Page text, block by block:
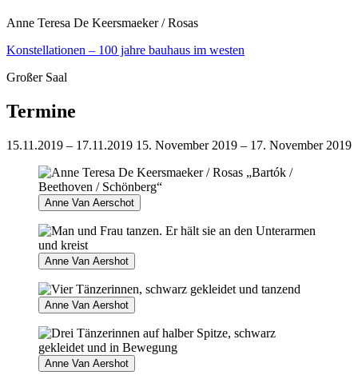
Anne Teresa De Keersmaeker / Rosas
Konstellationen – 100 jahre bauhaus im westen
Großer Saal
Termine
15.11.2019 – 17.11.2019 15. November 2019 – 17. November 2019
Anne Van Aerschot
Anne Van Aershot
Anne Van Aershot
Anne Van Aershot